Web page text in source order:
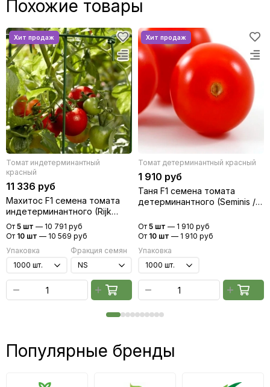
Похожие товары
Томат индетерминантный
красный
11 336 руб
Махитос F1 семена томата
индетерминантного (Rijk
Zwaan / Райк Цваан)
От 5 шт — 10 791 руб
От 10 шт — 10 569 руб
Упаковка
Фракция семян
Томат детерминантный красный
1 910 руб
Таня F1 семена томата
детерминантного (Seminis /
От 5 шт — 1 910 руб
От 10 шт — 1 910 руб
Упаковка
Популярные бренды